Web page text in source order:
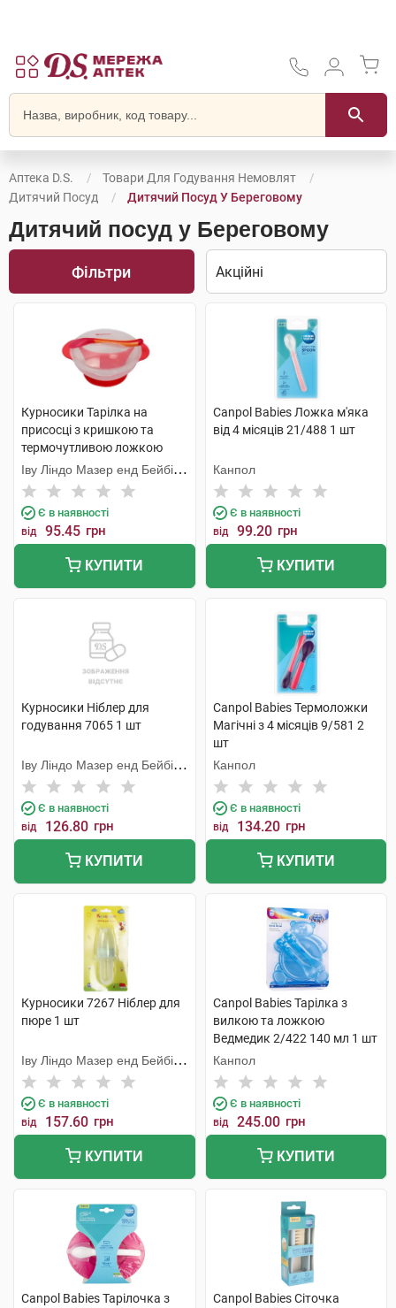
Аптека D.S.
Товари Для Годування Немовлят
Дитячий Посуд
Дитячий Посуд У Береговому
Дитячий посуд у Береговому
Фільтри
Курносики Тарілка на
присосці з кришкою та
термочутливою ложкою
7055 1 шт
Іву Ліндо Мазер енд Бейбі
Продактс
Є в наявності
від 95.45 грн
КУПИТИ
Canpol Babies Ложка м'яка
від 4 місяців 21/488 1 шт
Канпол
Є в наявності
від 99.20 грн
КУПИТИ
Курносики Ніблер для
годування 7065 1 шт
Іву Ліндо Мазер енд Бейбі
Продактс
Є в наявності
від 126.80 грн
КУПИТИ
Canpol Babies Термоложки
Магічні з 4 місяців 9/581 2
шт
Канпол
Є в наявності
від 134.20 грн
КУПИТИ
Курносики 7267 Ніблер для
пюре 1 шт
Іву Ліндо Мазер енд Бейбі
Продактс
Є в наявності
від 157.60 грн
КУПИТИ
Canpol Babies Тарілка з
вилкою та ложкою
Ведмедик 2/422 140 мл 1 шт
Канпол
Є в наявності
від 245.00 грн
КУПИТИ
Canpol Babies Тарілочка з
Canpol Babies Сіточка